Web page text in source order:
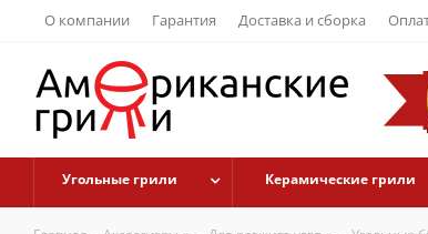
О компании Гарантия Доставка и сборка
Угольные грили Керамические грили